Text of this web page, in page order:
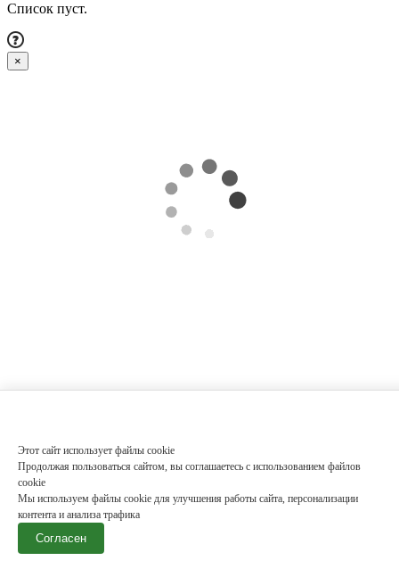
Этот сайт использует файлы cookie
Продолжая пользоваться сайтом, вы соглашаетесь с использованием файлов
cookie
Мы используем файлы cookie для улучшения работы сайта, персонализации
контента и анализа трафика
Согласен
Список пуст.
×